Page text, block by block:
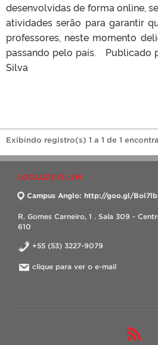
desenvolvidas de forma online,
atividades serão para garantir
professores, neste momento
passando pelo país. Publicado
Silva
Exibindo registro(s) 1 a 1 de 1
LOCALIZE O LVM
Campus Anglo: http://goo.gl/Boi7lb
R. Gomes Carneiro, 1 . Sala 309 -
610
+55 (53) 3227-9079
clique para ver o e-mail